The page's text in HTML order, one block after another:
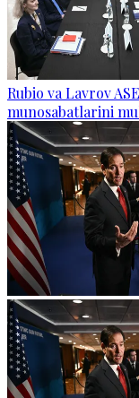
Rubio va Lavrov
munosabatlarini